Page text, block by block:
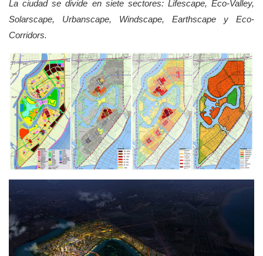
La ciudad se divide en siete sectores: Lifescape, Eco-Valley,
Solarscape, Urbanscape, Windscape, Earthscape y Eco-
Corridors.